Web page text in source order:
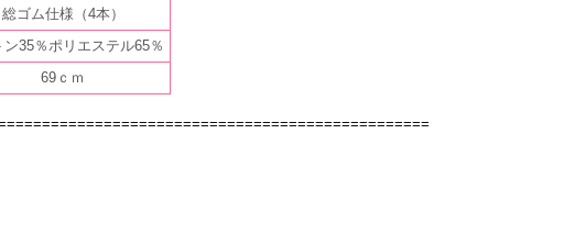
総ゴム仕様（4本）
ン35％ポリエステル65％
69ｃｍ